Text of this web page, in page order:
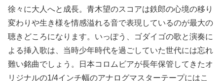
徐々に大人へと成長。青木望のスコアは鉄郎の心境の移り
変わりや生き様を情感溢れる音で表現しているのが最大の
聴きどころになります。いっぽう、ゴダイゴの歌と演奏に
よる挿入歌は、当時少年時代を過ごしていた世代には忘れ
難い銘曲でしょう。日本コロムビアが長年保管してきたオ
リジナルの1/4インチ幅のアナログマスターテープにはこ